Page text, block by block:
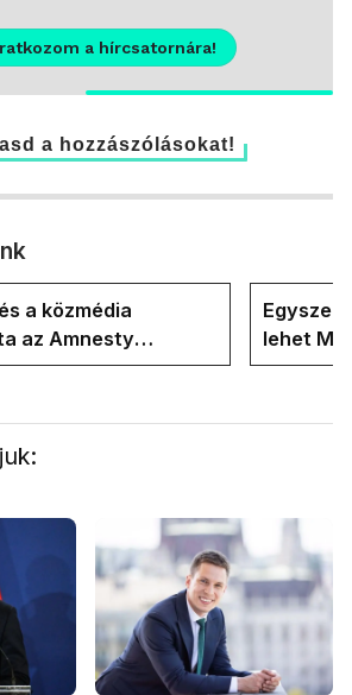
a hírcsatornára!
a hozzászólásokat!
a közmédia
az Amnesty
lehet